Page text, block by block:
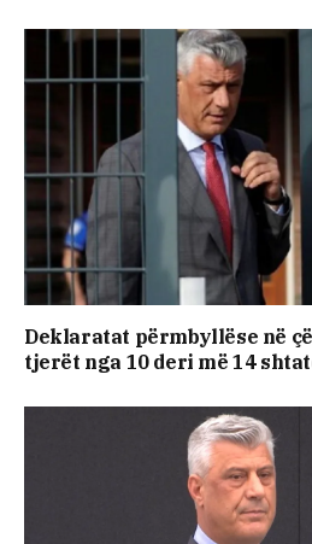
Deklaratat përmbyllëse në
tjerët nga 10 deri më 14